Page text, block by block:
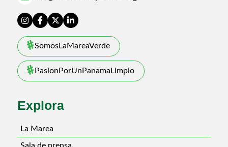
SomosLaMareaVerde
PasionPorUnPanamaLimpio
Explora
La Marea